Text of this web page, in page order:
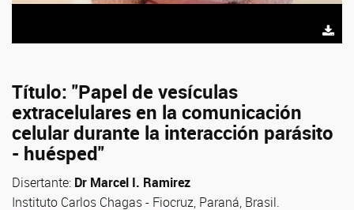
Título: "Papel de vesículas
extracelulares en la comunicación
celular durante la interacción parásito
- huésped"
Disertante: Dr Marcel I. Ramirez
Instituto Carlos Chagas - Fiocruz, Paraná, Brasil.